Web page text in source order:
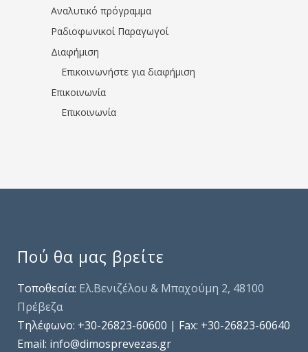
Αναλυτικό πρόγραμμα
Ραδιοφωνικοί Παραγωγοί
Διαφήμιση
Επικοινωνήστε για διαφήμιση
Επικοινωνία
Επικοινωνία
Πού θα μας βρείτε
Τοποθεσία: Ελ.Βενιζέλου & Μπαχούμη 2, 48100
Πρέβεζα
Τηλέφωνo: +30-26823-60600 | Fax: +30-26823-60640
Email: info@dimosprevezas.gr